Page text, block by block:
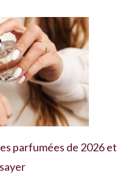
parfumées de 2026 et